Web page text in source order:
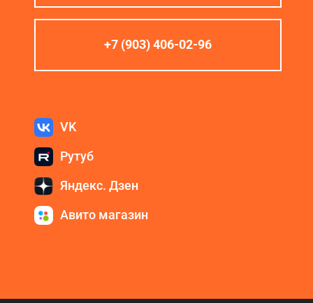
+7 (903) 406-02-96
VK
Рутуб
Яндекс. Дзен
Авито магазин